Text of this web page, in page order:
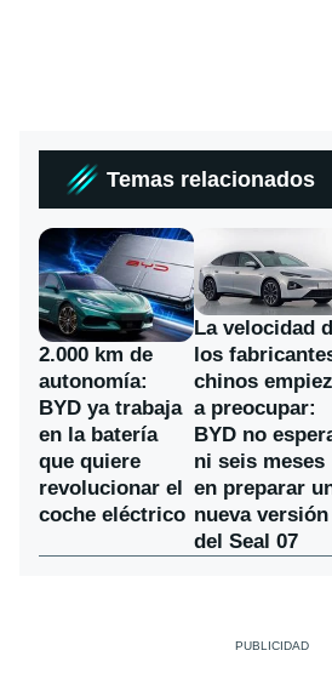
Temas relacionados
2.000 km de
autonomía:
BYD ya trabaja
en la batería
que quiere
revolucionar el
coche eléctrico
La velocidad
los
chinos
a preocupar:
BYD no
ni seis meses
en preparar
nueva versión
del Seal 07